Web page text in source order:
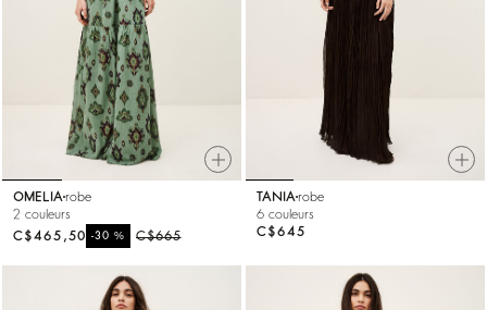
OMELIArobe
2 couleurs
C$665
-30%
C$465,50
TANIArobe
6 couleurs
C$645